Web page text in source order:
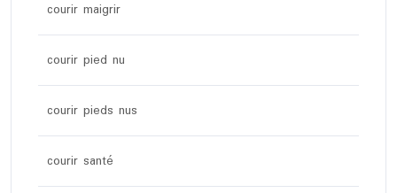
courir maigrir
courir pied nu
courir pieds nus
courir santé